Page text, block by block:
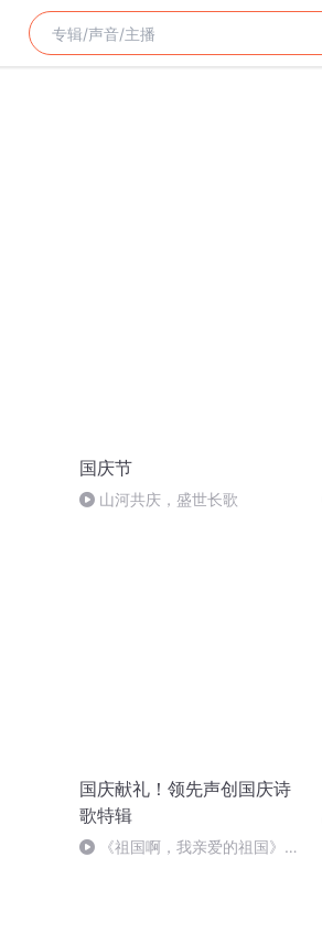
国庆节
山河共庆，盛世长歌
国庆献礼！领先声创国庆诗
歌特辑
《祖国啊，我亲爱的祖国》温